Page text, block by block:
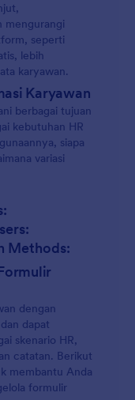
mengurangi
seperti
lebih
karyawan.
Karyawan
berbagai tujuan
kebutuhan HR
siapa
variasi
Methods:
dengan
dapat
skenario HR,
catatan. Berikut
membantu Anda
formulir